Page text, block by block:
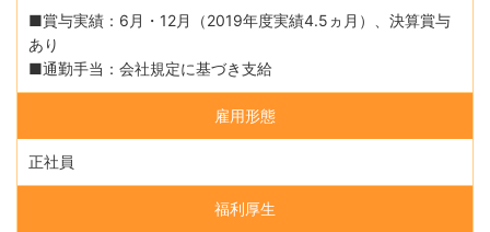
■賞与実績：6月・12月（2019年度実績4.5ヵ月）、決算賞与
あり
■通勤手当：会社規定に基づき支給
雇用形態
正社員
福利厚生